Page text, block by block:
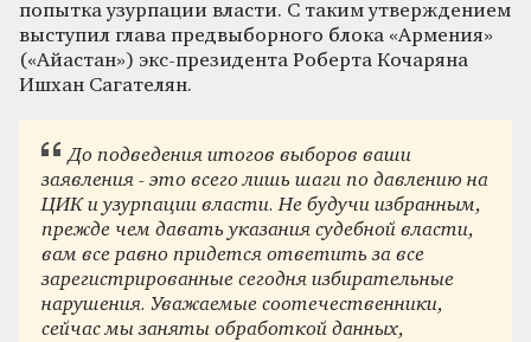
попытка узурпации власти. С таким утверждением
выступил глава предвыборного блока «Армения»
(«Айастан») экс-президента Роберта Кочаряна
Ишхан Сагателян.
До подведения итогов выборов ваши
заявления - это всего лишь шаги по давлению на
ЦИК и узурпации власти. Не будучи избранным,
прежде чем давать указания судебной власти,
вам все равно придется ответить за все
зарегистрированные сегодня избирательные
нарушения. Уважаемые соотечественники,
сейчас мы заняты обработкой данных,